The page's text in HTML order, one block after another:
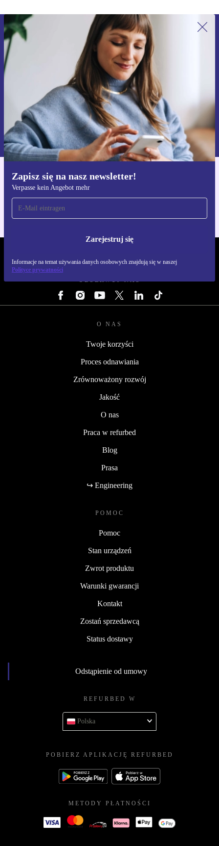
Zapisz się na nasz newsletter!
Verpasse kein Angebot mehr
Zarejestruj się
Informacje na temat używania danych osobowych znajdują się w naszej
Polityce prywatności
Zapisz się na nasz newsletter!
Nie przegap żadnej oferty.
Zarejestruj się
Informacje na temat używania danych osobowych znajdują się w
naszej
Polityce prywatności
Pobierz aplikację refurbed
Dla iOS i Android
OBSERWUJ NAS
O NAS
Twoje korzyści
Proces odnawiania
Zrównoważony rozwój
Jakość
O nas
Praca w refurbed
Blog
Prasa
↪ Engineering
POMOC
Pomoc
Stan urządzeń
Zwrot produktu
Warunki gwarancji
Kontakt
Zostań sprzedawcą
Status dostawy
Odstąpienie od umowy
REFURBED W
Polska
POBIERZ APLIKACJĘ REFURBED
METODY PŁATNOŚCI